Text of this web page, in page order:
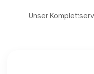
Unser